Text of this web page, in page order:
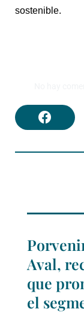
sostenible.
Aval,
que
el